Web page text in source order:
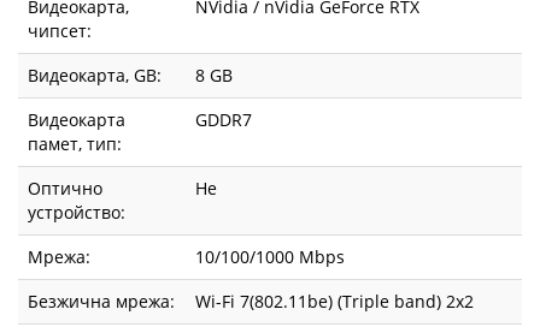
Видеокарта,
чипсет:
NVidia / nVidia GeForce RTX
Видеокарта, GВ:
8 GB
Видеокарта
памет, тип:
GDDR7
Оптично
устройство:
Не
Мрежа:
10/100/1000 Mbps
Безжична мрежа:
Wi-Fi 7(802.11be) (Triple band) 2x2